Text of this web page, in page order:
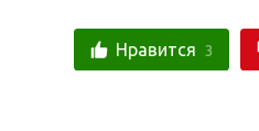
Нравится 3